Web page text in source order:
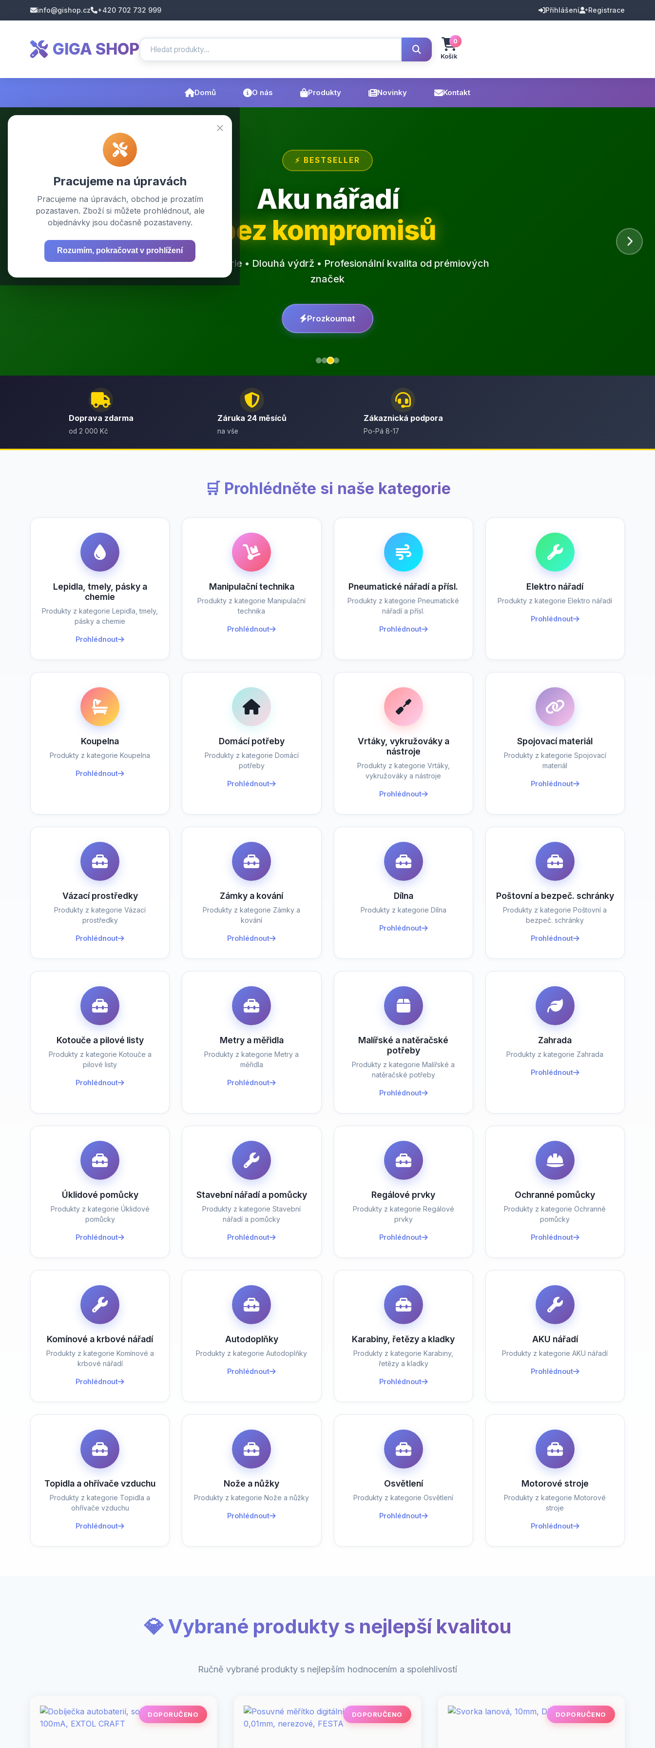
info@gishop.cz +420 702 732 999 Přihlášení Registrace
GIGA SHOP 0
Košík
Domů O nás Produkty Novinky Kontakt
×
Pracujeme na úpravách
Pracujeme na úpravách, obchod je prozatím
pozastaven. Zboží si můžete prohlédnout, ale
objednávky jsou dočasně pozastaveny.
Rozumím, pokračovat v prohlížení
⚡ BESTSELLER
Aku nářadí
bez kompromisů
Výkonné baterie • Dlouhá výdrž • Profesionální kvalita od prémiových
značek
Prozkoumat
Doprava zdarma
od 2 000 Kč
Záruka 24 měsíců
na vše
Zákaznická podpora
Po-Pá 8-17
🛒 Prohlédněte si naše kategorie
Lepidla, tmely, pásky a
chemie
Produkty z kategorie Lepidla, tmely,
pásky a chemie
Prohlédnout
Manipulační technika
Produkty z kategorie Manipulační
technika
Prohlédnout
Pneumatické nářadí a přísl.
Produkty z kategorie Pneumatické
nářadí a přísl.
Prohlédnout
Elektro nářadí
Produkty z kategorie Elektro nářadí
Prohlédnout
Koupelna
Produkty z kategorie Koupelna
Prohlédnout
Domácí potřeby
Produkty z kategorie Domácí
potřeby
Prohlédnout
Vrtáky, vykružováky a
nástroje
Produkty z kategorie Vrtáky,
vykružováky a nástroje
Prohlédnout
Spojovací materiál
Produkty z kategorie Spojovací
materiál
Prohlédnout
Vázací prostředky
Produkty z kategorie Vázací
prostředky
Prohlédnout
Zámky a kování
Produkty z kategorie Zámky a
kování
Prohlédnout
Dílna
Produkty z kategorie Dílna
Prohlédnout
Poštovní a bezpeč. schránky
Produkty z kategorie Poštovní a
bezpeč. schránky
Prohlédnout
Kotouče a pilové listy
Produkty z kategorie Kotouče a
pilové listy
Prohlédnout
Metry a měřidla
Produkty z kategorie Metry a
měřidla
Prohlédnout
Malířské a natěračské
potřeby
Produkty z kategorie Malířské a
natěračské potřeby
Prohlédnout
Zahrada
Produkty z kategorie Zahrada
Prohlédnout
Úklidové pomůcky
Produkty z kategorie Úklidové
pomůcky
Prohlédnout
Stavební nářadí a pomůcky
Produkty z kategorie Stavební
nářadí a pomůcky
Prohlédnout
Regálové prvky
Produkty z kategorie Regálové
prvky
Prohlédnout
Ochranné pomůcky
Produkty z kategorie Ochranné
pomůcky
Prohlédnout
Komínové a krbové nářadí
Produkty z kategorie Komínové a
krbové nářadí
Prohlédnout
Autodoplňky
Produkty z kategorie Autodoplňky
Prohlédnout
Karabiny, řetězy a kladky
Produkty z kategorie Karabiny,
řetězy a kladky
Prohlédnout
AKU nářadí
Produkty z kategorie AKU nářadí
Prohlédnout
Topidla a ohřívače vzduchu
Produkty z kategorie Topidla a
ohřívače vzduchu
Prohlédnout
Nože a nůžky
Produkty z kategorie Nože a nůžky
Prohlédnout
Osvětlení
Produkty z kategorie Osvětlení
Prohlédnout
Motorové stroje
Produkty z kategorie Motorové
stroje
Prohlédnout
💎 Vybrané produkty s nejlepší kvalitou
Ručně vybrané produkty s nejlepším hodnocením a spolehlivostí
DOPORUČENO DOPORUČENO DOPORUČENO